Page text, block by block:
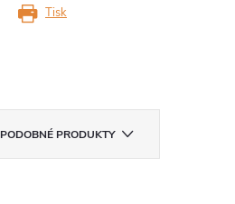
Tisk
PODOBNÉ PRODUKTY